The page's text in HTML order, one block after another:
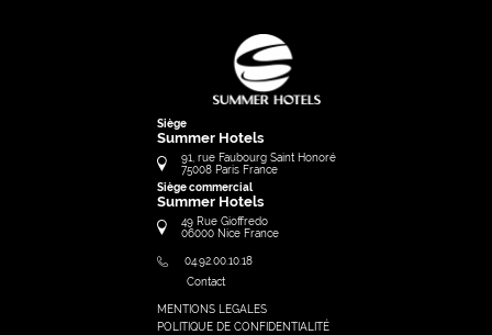
Siège
Summer Hotels
91, rue Faubourg Saint Honoré
75008 Paris France
Siège commercial
Summer Hotels
49 Rue Gioffredo
06000 Nice France
04.92.00.10.18
Contact
MENTIONS LEGALES
POLITIQUE DE CONFIDENTIALITÉ
FRANÇAIS